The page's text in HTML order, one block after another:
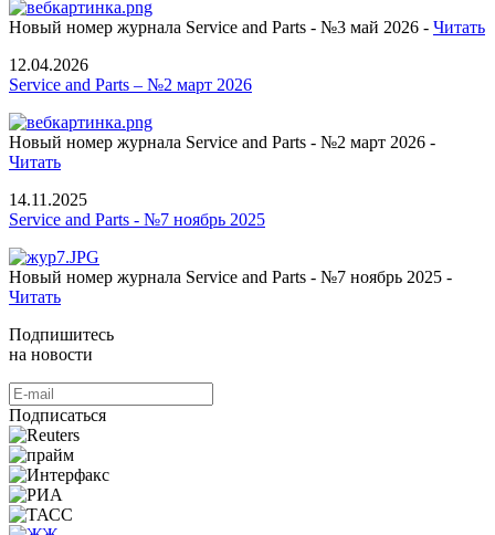
Новый номер журнала Service and Parts - №3 май 2026 - Читать
12.04.2026
Service and Parts – №2 март 2026
Новый номер журнала Service and Parts - №2 март 2026 -
Читать
14.11.2025
Service and Parts - №7 ноябрь 2025
Новый номер журнала Service and Parts - №7 ноябрь 2025 -
Читать
Подпишитесь
на новости
Подписаться